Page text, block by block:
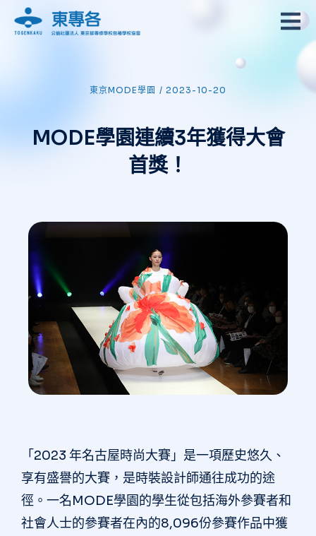
東京MODE學園 / 2023-10-20
MODE學園連續3年獲得大會
首獎！
「2023 年名古屋時尚大賽」是一項歷史悠久、
享有盛譽的大賽，是時裝設計師通往成功的途
徑。一名MODE學園的學生從包括海外參賽者和
社會人士的參賽者在內的8,096份參賽作品中獲